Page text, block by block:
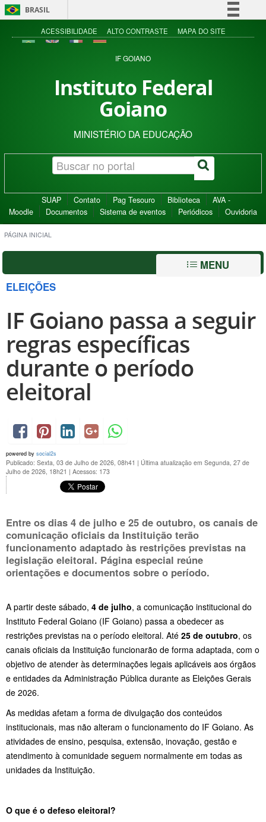
BRASIL
Simplifique!
Acesso à informação
ACESSIBILIDADE ALTO CONTRASTE MAPA DO SITE
IF GOIANO
Instituto Federal
Goiano
MINISTÉRIO DA EDUCAÇÃO
SUAP Contato Pag Tesouro Biblioteca
AVA -
Moodle
Documentos Sistema de eventos Periódicos Ouvidoria
PÁGINA INICIAL
MENU
ELEIÇÕES
IF Goiano passa a seguir
regras específicas
durante o período
eleitoral
powered by social2s
Publicado: Sexta, 03 de Julho de 2026, 08h41 | Última atualização em Segunda, 27 de
Julho de 2026, 18h21 | Acessos: 173
Entre os dias 4 de julho e 25 de outubro, os canais de
comunicação oficiais da Instituição terão
funcionamento adaptado às restrições previstas na
legislação eleitoral. Página especial reúne
orientações e documentos sobre o período.
A partir deste sábado, 4 de julho, a comunicação institucional do
Instituto Federal Goiano (IF Goiano) passa a obedecer as
restrições previstas na o período eleitoral. Até 25 de outubro, os
canais oficiais da Instituição funcionarão de forma adaptada, com o
objetivo de atender às determinações legais aplicáveis aos órgãos
e entidades da Administração Pública durante as Eleições Gerais
de 2026.
As medidas afetam a forma de divulgação dos conteúdos
institucionais, mas não alteram o funcionamento do IF Goiano. As
atividades de ensino, pesquisa, extensão, inovação, gestão e
atendimento à comunidade seguem normalmente em todas as
unidades da Instituição.
O que é o defeso eleitoral?